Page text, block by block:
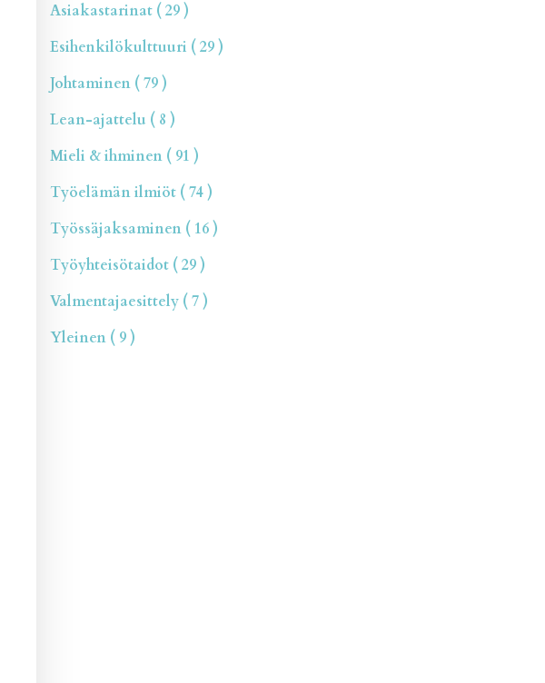
Asiakastarinat ( 29 )
Esihenkilökulttuuri ( 29 )
Johtaminen ( 79 )
Lean-ajattelu ( 8 )
Mieli & ihminen ( 91 )
Työelämän ilmiöt ( 74 )
Työssäjaksaminen ( 16 )
Työyhteisötaidot ( 29 )
Valmentajaesittely ( 7 )
Yleinen ( 9 )